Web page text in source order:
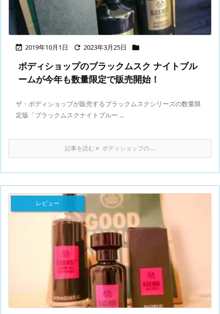
 2019年10月1日  2023年3月25日 
ボディショップのブラックムスク ナイトブル
ームが今年も数量限定で販売開始！
ザ・ボディショップが販売するブラックムスクシリーズの数量限
定版「ブラックムスクナイトブルー ...
記事を読む ボディショップの ...
レビュー